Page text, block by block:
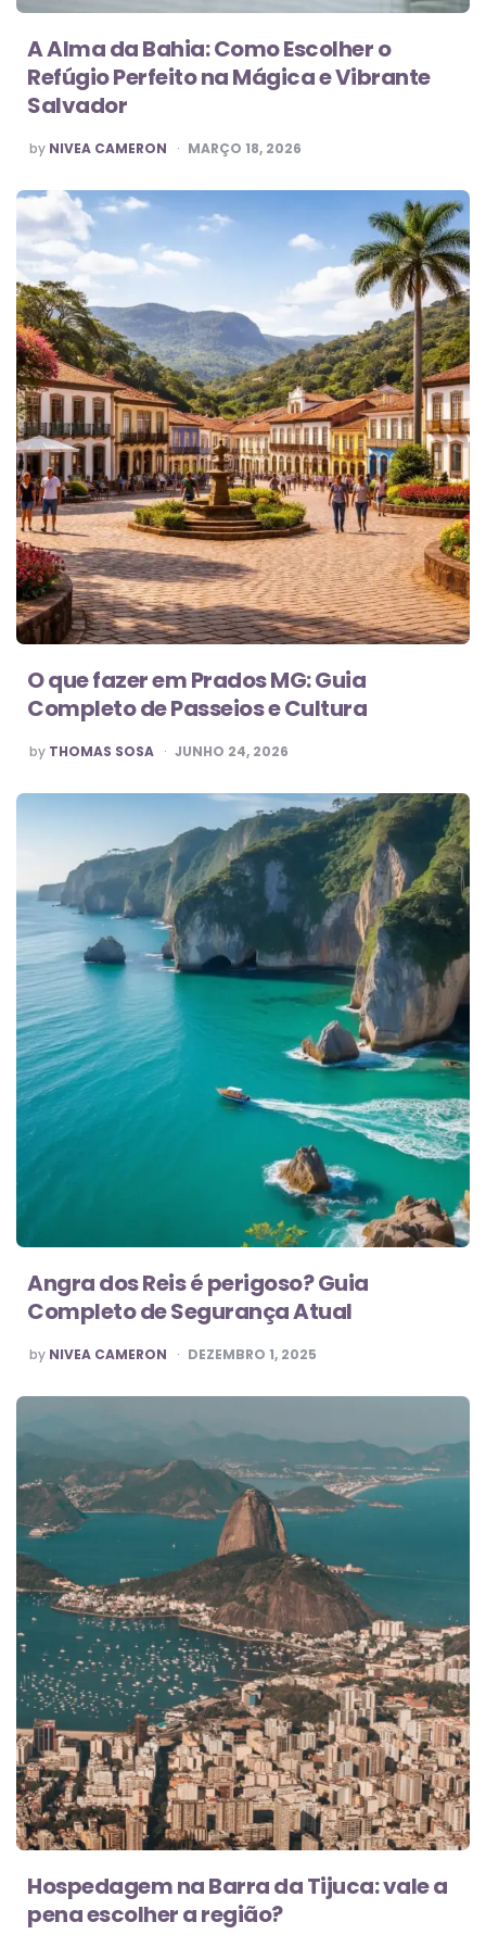
A Alma da Bahia: Como Escolher o
Refúgio Perfeito na Mágica e Vibrante
Salvador
POSTED
BY
by NIVEA CAMERON MARÇO 18, 2026
O que fazer em Prados MG: Guia
Completo de Passeios e Cultura
POSTED
BY
by THOMAS SOSA JUNHO 24, 2026
Angra dos Reis é perigoso? Guia
Completo de Segurança Atual
POSTED
BY
by NIVEA CAMERON DEZEMBRO 1, 2025
Hospedagem na Barra da Tijuca: vale a
pena escolher a região?